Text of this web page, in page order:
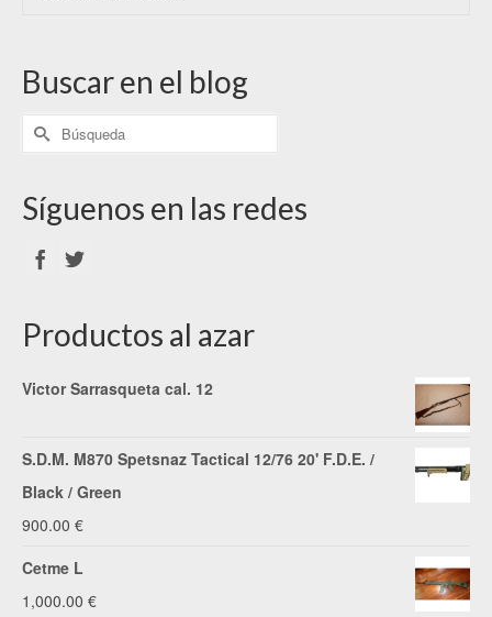
Buscar en el blog
Síguenos en las redes
Productos al azar
Victor Sarrasqueta cal. 12
S.D.M. M870 Spetsnaz Tactical 12/76 20' F.D.E. /
Black / Green
900.00 €
Cetme L
1,000.00 €